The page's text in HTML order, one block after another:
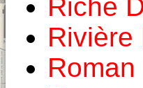
Riche
Rivière